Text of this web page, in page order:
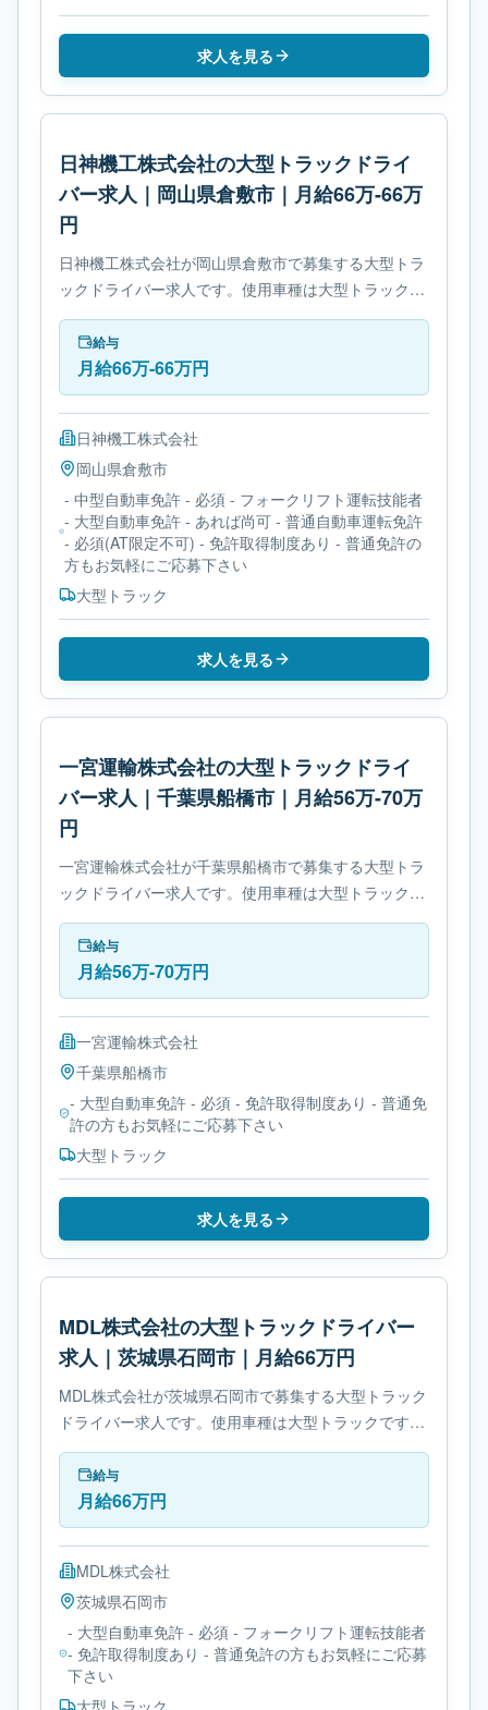
求人を見る
日神機工株式会社の大型トラックドライ
バー求人｜岡山県倉敷市｜月給66万-66万
円
日神機工株式会社が岡山県倉敷市で募集する大型トラ
ックドライバー求人です。使用車種は大型トラックで
す。勤務時間は- 休憩時間: 60分です。必要免許は- 中
型自動車免許です。
給与
月給66万-66万円
日神機工株式会社
岡山県倉敷市
- 中型自動車免許 - 必須 - フォークリフト運転技能者
- 大型自動車免許 - あれば尚可 - 普通自動車運転免許
- 必須(AT限定不可) - 免許取得制度あり - 普通免許の
方もお気軽にご応募下さい
大型トラック
求人を見る
一宮運輸株式会社の大型トラックドライ
バー求人｜千葉県船橋市｜月給56万-70万
円
一宮運輸株式会社が千葉県船橋市で募集する大型トラ
ックドライバー求人です。使用車種は大型トラックで
す。勤務時間は- 変形労働時間制です。必要免許は- 大
型自動車免許です。
給与
月給56万-70万円
一宮運輸株式会社
千葉県船橋市
- 大型自動車免許 - 必須 - 免許取得制度あり - 普通免
許の方もお気軽にご応募下さい
大型トラック
求人を見る
MDL株式会社の大型トラックドライバー
求人｜茨城県石岡市｜月給66万円
MDL株式会社が茨城県石岡市で募集する大型トラック
ドライバー求人です。使用車種は大型トラックです。
必要免許は- 大型自動車免許です。
給与
月給66万円
MDL株式会社
茨城県石岡市
- 大型自動車免許 - 必須 - フォークリフト運転技能者
- 免許取得制度あり - 普通免許の方もお気軽にご応募
下さい
大型トラック